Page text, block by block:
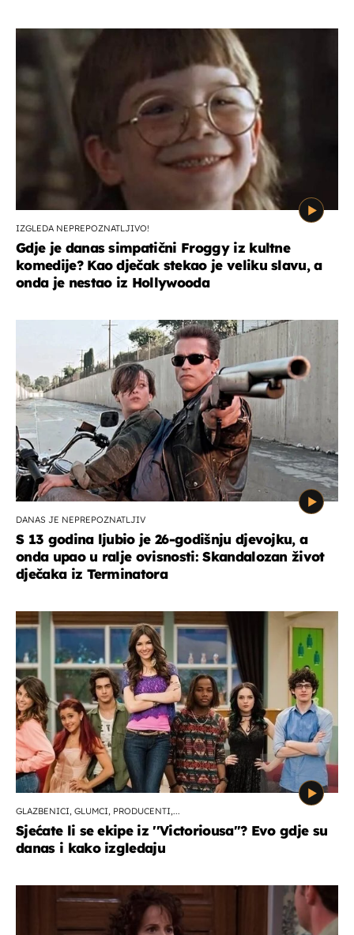
IZGLEDA NEPREPOZNATLJIVO!
Gdje je danas simpatični Froggy iz kultne
komedije? Kao dječak stekao je veliku slavu, a
onda je nestao iz Hollywooda
DANAS JE NEPREPOZNATLJIV
S 13 godina ljubio je 26-godišnju djevojku, a
onda upao u ralje ovisnosti: Skandalozan život
dječaka iz Terminatora
GLAZBENICI, GLUMCI, PRODUCENTI,...
Sjećate li se ekipe iz ''Victoriousa''? Evo gdje su
danas i kako izgledaju